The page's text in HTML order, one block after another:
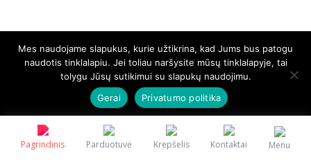
Pagrindinis Parduotuvė Krepšelis Kontaktai Menu
Mes naudojame slapukus, kurie užtikrina, kad Jums bus patogu
naudotis tinklalapiu. Jei toliau naršysite mūsų tinklalapyje, tai
tolygu Jūsų sutikimui su slapukų naudojimu.
Gerai
Privatumo politika